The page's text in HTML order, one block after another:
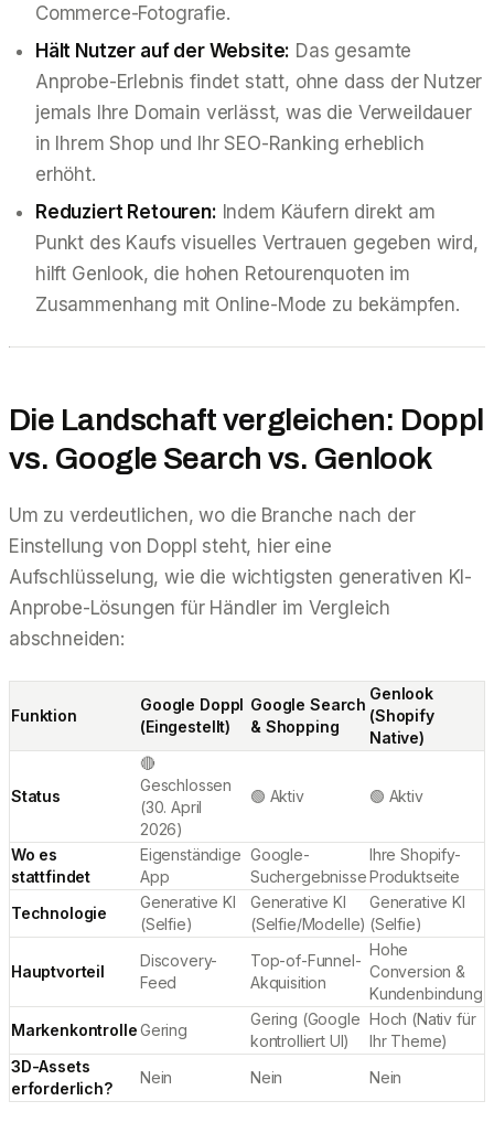
Commerce-Fotografie.
Hält Nutzer auf der Website: Das gesamte
Anprobe-Erlebnis findet statt, ohne dass der Nutzer
jemals Ihre Domain verlässt, was die Verweildauer
in Ihrem Shop und Ihr SEO-Ranking erheblich
erhöht.
Reduziert Retouren: Indem Käufern direkt am
Punkt des Kaufs visuelles Vertrauen gegeben wird,
hilft Genlook, die hohen Retourenquoten im
Zusammenhang mit Online-Mode zu bekämpfen.
Die Landschaft vergleichen: Doppl
vs. Google Search vs. Genlook
Um zu verdeutlichen, wo die Branche nach der
Einstellung von Doppl steht, hier eine
Aufschlüsselung, wie die wichtigsten generativen KI-
Anprobe-Lösungen für Händler im Vergleich
abschneiden:
Funktion
Google Doppl
(Eingestellt)
Google Search
& Shopping
Genlook
(Shopify
Native)
Status
🔴
Geschlossen
(30. April
2026)
🟢 Aktiv 🟢 Aktiv
Wo es
stattfindet
Eigenständige
App
Google-
Suchergebnisse
Ihre Shopify-
Produktseite
Technologie
Generative KI
(Selfie)
Generative KI
(Selfie/Modelle)
Generative KI
(Selfie)
Hauptvorteil
Discovery-
Feed
Top-of-Funnel-
Akquisition
Hohe
Conversion &
Kundenbindung
MarkenkontrolleGering
Gering (Google
kontrolliert UI)
Hoch (Nativ für
Ihr Theme)
3D-Assets
erforderlich?
Nein Nein Nein